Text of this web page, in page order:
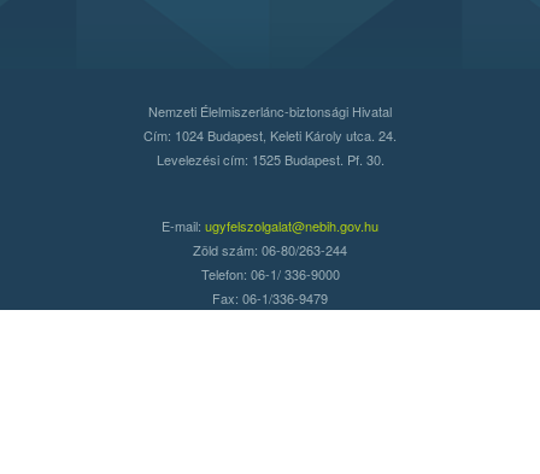
Nemzeti Élelmiszerlánc-biztonsági Hivatal
Cím: 1024 Budapest, Keleti Károly utca. 24.
Levelezési cím: 1525 Budapest. Pf. 30.
E-mail: ugyfelszolgalat@nebih.gov.hu
Zöld szám: 06-80/263-244
Telefon: 06-1/ 336-9000
Fax: 06-1/336-9479